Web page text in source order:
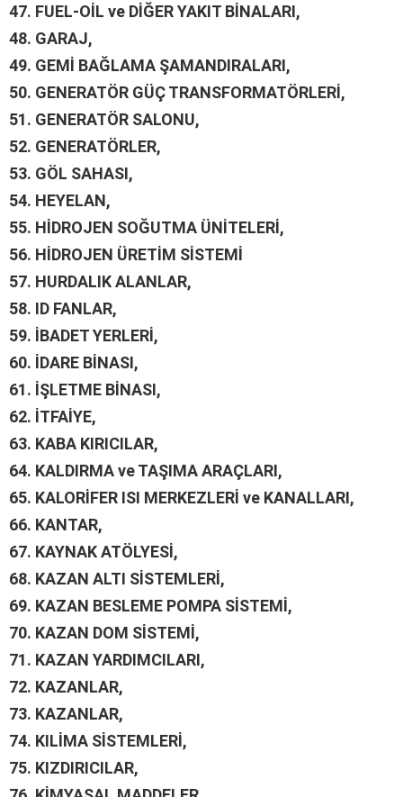
47. FUEL-OİL ve DİĞER YAKIT BİNALARI,
48. GARAJ,
49. GEMİ BAĞLAMA ŞAMANDIRALARI,
50. GENERATÖR GÜÇ TRANSFORMATÖRLERİ,
51. GENERATÖR SALONU,
52. GENERATÖRLER,
53. GÖL SAHASI,
54. HEYELAN,
55. HİDROJEN SOĞUTMA ÜNİTELERİ,
56. HİDROJEN ÜRETİM SİSTEMİ
57. HURDALIK ALANLAR,
58. ID FANLAR,
59. İBADET YERLERİ,
60. İDARE BİNASI,
61. İŞLETME BİNASI,
62. İTFAİYE,
63. KABA KIRICILAR,
64. KALDIRMA ve TAŞIMA ARAÇLARI,
65. KALORİFER ISI MERKEZLERİ ve KANALLARI,
66. KANTAR,
67. KAYNAK ATÖLYESİ,
68. KAZAN ALTI SİSTEMLERİ,
69. KAZAN BESLEME POMPA SİSTEMİ,
70. KAZAN DOM SİSTEMİ,
71. KAZAN YARDIMCILARI,
72. KAZANLAR,
73. KAZANLAR,
74. KILİMA SİSTEMLERİ,
75. KIZDIRICILAR,